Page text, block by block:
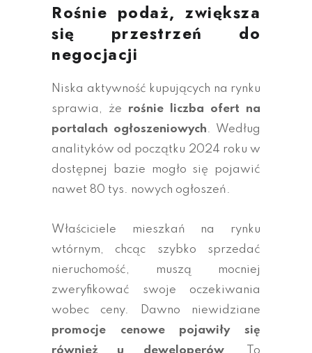
Rośnie podaż, zwiększa
się przestrzeń do
negocjacji
Niska aktywność kupujących na rynku
sprawia, że rośnie liczba ofert na
portalach ogłoszeniowych. Według
analityków od początku 2024 roku w
dostępnej bazie mogło się pojawić
nawet 80 tys. nowych ogłoszeń.
Właściciele mieszkań na rynku
wtórnym, chcąc szybko sprzedać
nieruchomość, muszą mocniej
zweryfikować swoje oczekiwania
wobec ceny. Dawno niewidziane
promocje cenowe pojawiły się
również u deweloperów. To